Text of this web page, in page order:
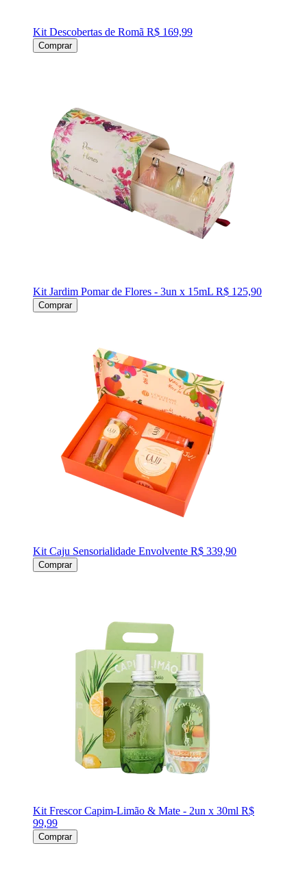
Kit Descobertas de Romã R$ 169,99
Comprar
Kit Jardim Pomar de Flores - 3un x 15mL R$ 125,90
Comprar
Kit Caju Sensorialidade Envolvente R$ 339,90
Comprar
Kit Frescor Capim-Limão & Mate - 2un x 30ml R$
99,99
Comprar